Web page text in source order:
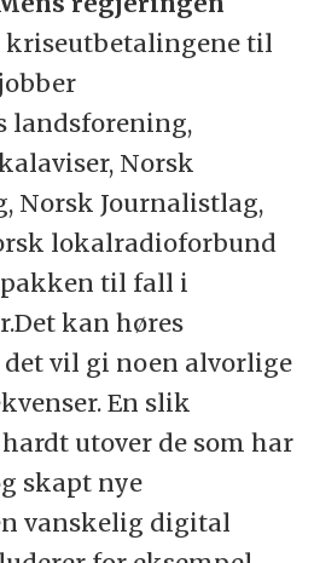
kriseutbetalingene til
landsforening,
Norsk
Norsk Journalistlag,
lokalradioforbund
til fall i
kan høres
vil gi noen alvorlige
En slik
utover de som har
skapt nye
vanskelig digital